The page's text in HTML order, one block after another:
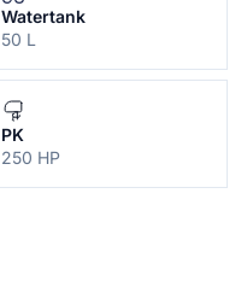
Watertank
50 L
PK
250 HP